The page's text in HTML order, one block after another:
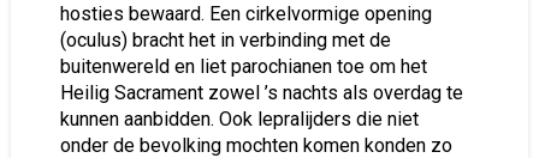
hosties bewaard. Een cirkelvormige opening
(oculus) bracht het in verbinding met de
buitenwereld en liet parochianen toe om het
Heilig Sacrament zowel ’s nachts als overdag te
kunnen aanbidden. Ook lepralijders die niet
onder de bevolking mochten komen konden zo